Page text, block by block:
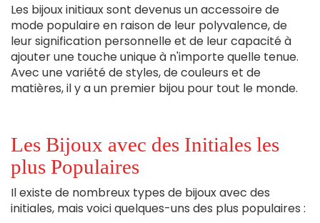
Les bijoux initiaux sont devenus un accessoire de
mode populaire en raison de leur polyvalence, de
leur signification personnelle et de leur capacité à
ajouter une touche unique à n'importe quelle tenue.
Avec une variété de styles, de couleurs et de
matières, il y a un premier bijou pour tout le monde.
Les Bijoux avec des Initiales les
plus Populaires
Il existe de nombreux types de bijoux avec des
initiales, mais voici quelques-uns des plus populaires :